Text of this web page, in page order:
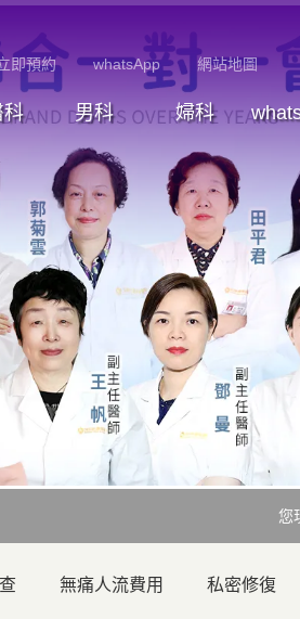
即預約 whatsApp 網站地圖
科 男科 婦科
您
無痛人流費用 私密修復